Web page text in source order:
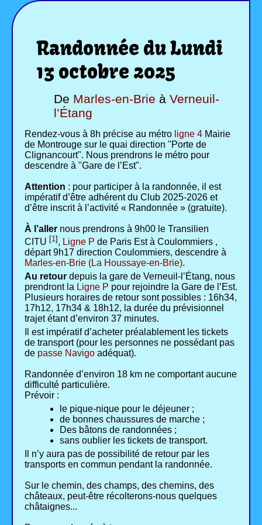
Randonnée du Lundi
13 octobre 2025
De Marles-en-Brie à Verneuil-
l’Étang
Rendez-vous à 8h précise au métro ligne 4 Mairie
de Montrouge sur le quai direction "Porte de
Clignancourt". Nous prendrons le métro pour
descendre à "Gare de l’Est".
Attention : pour participer à la randonnée, il est
impératif d’être adhérent du Club 2025-2026 et
d’être inscrit à l’activité « Randonnée » (gratuite).
À l’aller nous prendrons à 9h00 le Transilien
CITU [1] , Ligne P de Paris Est à Coulommiers ,
départ 9h17 direction Coulommiers, descendre à
Marles-en-Brie (La Houssaye-en-Brie).
Au retour depuis la gare de Verneuil-l’Étang, nous
prendront la Ligne P pour rejoindre la Gare de l’Est.
Plusieurs horaires de retour sont possibles : 16h34,
17h12, 17h34 & 18h12, la durée du prévisionnel
trajet étant d’environ 37 minutes.
Il est impératif d’acheter préalablement les tickets
de transport (pour les personnes ne possédant pas
de passe Navigo adéquat).
Randonnée d’environ 18 km ne comportant aucune
difficulté particulière.
Prévoir :
le pique-nique pour le déjeuner ;
de bonnes chaussures de marche ;
Des bâtons de randonnées ;
sans oublier les tickets de transport.
Il n’y aura pas de possibilité de retour par les
transports en commun pendant la randonnée.
Sur le chemin, des champs, des chemins, des
châteaux, peut-être récolterons-nous quelques
châtaignes...